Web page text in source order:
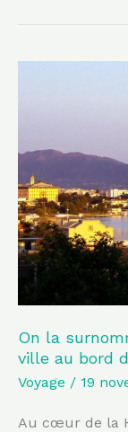
On la
ville au bord
Voyage / 19
Au cœur de la
“La
Perle
du
Léman”
:
cette
ville
au
bord
du